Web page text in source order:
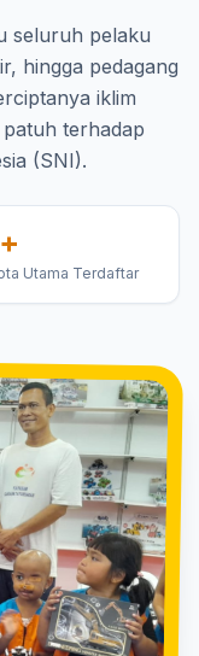
seluruh pelaku
hingga pedagang
iklim
terhadap
(SNI).
Utama Terdaftar